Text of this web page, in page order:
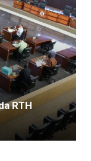
RTH